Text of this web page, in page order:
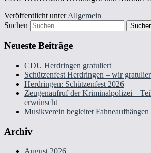
Veröffentlicht unter Allgemein
Suchen
Neueste Beiträge
CDU Herdringen gratuliert
Schützenfest Herdringen – wir
Herdringen: Schützenfest 2026
Zeugenaufruf der Kriminalpolizei –
erwünscht
Musikverein begleitet Fahneaufhängen
Archiv
August 2026